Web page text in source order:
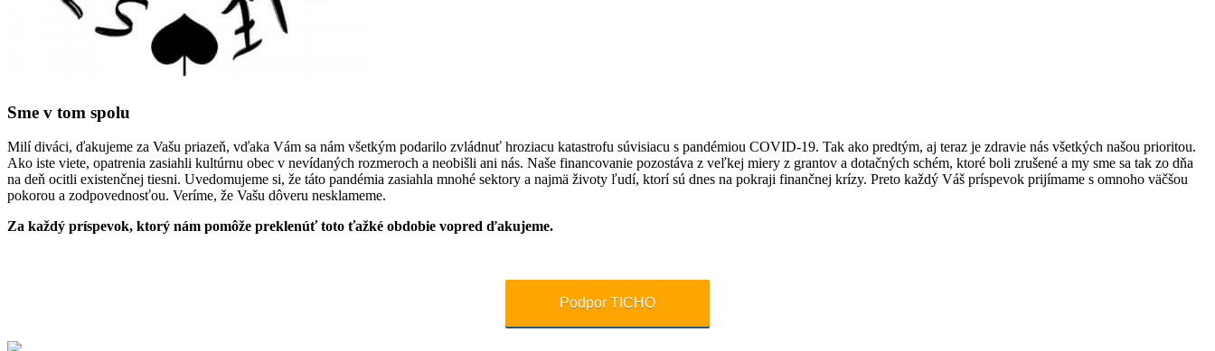
Sme v tom spolu
Milí diváci, ďakujeme za Vašu priazeň, vďaka Vám sa nám všetkým podarilo zvládnuť hroziacu katastrofu súvisiacu s pandémiou COVID-19. Tak ako predtým, aj teraz je zdravie nás všetkých našou prioritou.
Ako iste viete, opatrenia zasiahli kultúrnu obec v nevídaných rozmeroch a neobišli ani nás. Naše financovanie pozostáva z veľkej miery z grantov a dotačných schém, ktoré boli zrušené a my sme sa tak zo dňa
na deň ocitli existenčnej tiesni. Uvedomujeme si, že táto pandémia zasiahla mnohé sektory a najmä životy ľudí, ktorí sú dnes na pokraji finančnej krízy. Preto každý Váš príspevok prijímame s omnoho väčšou
pokorou a zodpovednosťou. Veríme, že Vašu dôveru nesklameme.
Za každý príspevok, ktorý nám pomôže preklenúť toto ťažké obdobie vopred ďakujeme.
Podpor TICHO